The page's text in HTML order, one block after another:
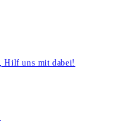
Hilf uns mit dabei!